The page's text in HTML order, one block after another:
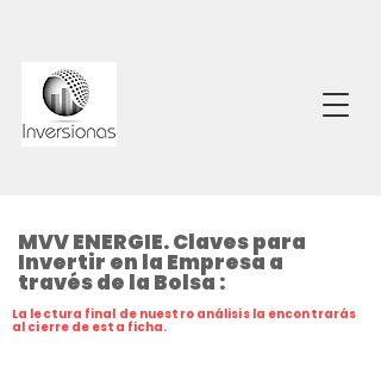
MVV ENERGIE. Claves para
Invertir en la Empresa a
través de la Bolsa :
La lectura final de nuestro análisis la encontrarás
al cierre de esta ficha.